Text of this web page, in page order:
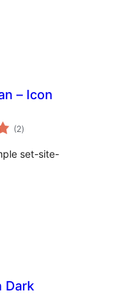
– Icon
(2celkové
hodnotenie
)
set-site-
Dark